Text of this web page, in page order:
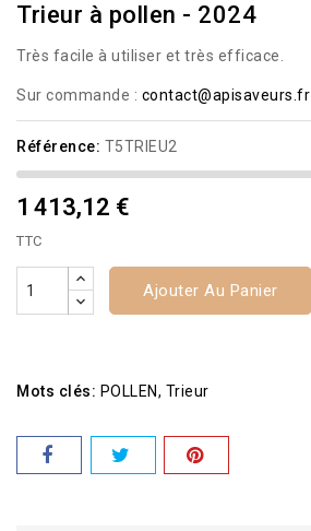
Trieur à pollen - 2024
Très facile à utiliser et très efficace.
Sur commande : contact@apisaveurs.fr
Référence: T5TRIEU2
1 413,12 €
TTC
Ajouter Au Panier
Mots clés: POLLEN Trieur